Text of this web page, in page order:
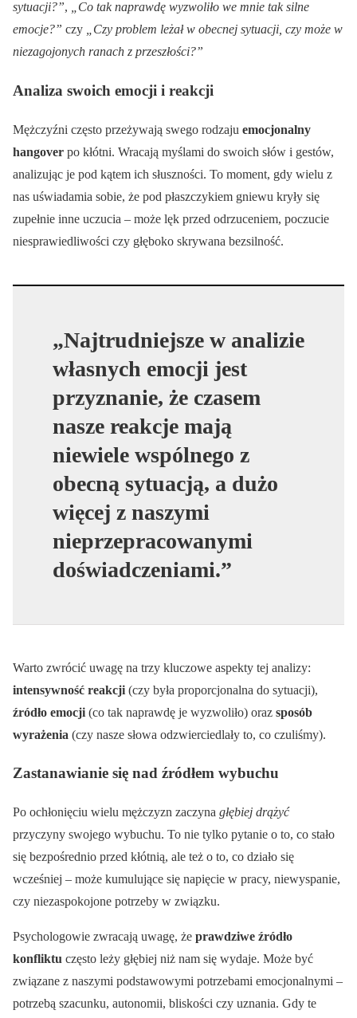
sytuacji?”,
„Co tak naprawdę wyzwoliło we mnie tak silne
emocje?” czy
„Czy problem leżał w obecnej sytuacji, czy może w
niezagojonych ranach z przeszłości?”
Analiza swoich emocji i reakcji
Mężczyźni często przeżywają swego rodzaju emocjonalny
hangover po kłótni. Wracają myślami do swoich słów i gestów,
analizując je pod kątem ich słuszności. To moment, gdy wielu z
nas uświadamia sobie, że pod płaszczykiem gniewu kryły się
zupełnie inne uczucia – może lęk przed odrzuceniem, poczucie
niesprawiedliwości czy głęboko skrywana bezsilność.
„Najtrudniejsze w analizie
własnych emocji jest
przyznanie, że czasem
nasze reakcje mają
niewiele wspólnego z
obecną sytuacją, a dużo
więcej z naszymi
nieprzepracowanymi
doświadczeniami.”
Warto zwrócić uwagę na trzy kluczowe aspekty tej analizy:
intensywność reakcji (czy była proporcjonalna do sytuacji),
źródło emocji (co tak naprawdę je wyzwoliło) oraz sposób
wyrażenia (czy nasze słowa odzwierciedlały to, co czuliśmy).
Zastanawianie się nad źródłem wybuchu
Po ochłonięciu wielu mężczyzn zaczyna głębiej drążyć
przyczyny swojego wybuchu. To nie tylko pytanie o to, co stało
się bezpośrednio przed kłótnią, ale też o to, co działo się
wcześniej – może kumulujące się napięcie w pracy, niewyspanie,
czy niezaspokojone potrzeby w związku.
Psychologowie zwracają uwagę, że prawdziwe źródło
konfliktu często leży głębiej niż nam się wydaje. Może być
związane z naszymi podstawowymi potrzebami emocjonalnymi –
potrzebą szacunku, autonomii, bliskości czy uznania. Gdy te